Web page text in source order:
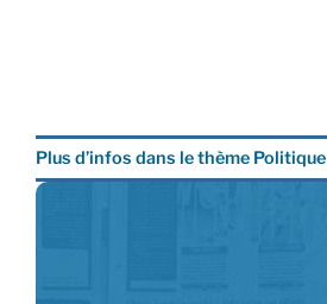
Plus d’infos dans le thème Politique